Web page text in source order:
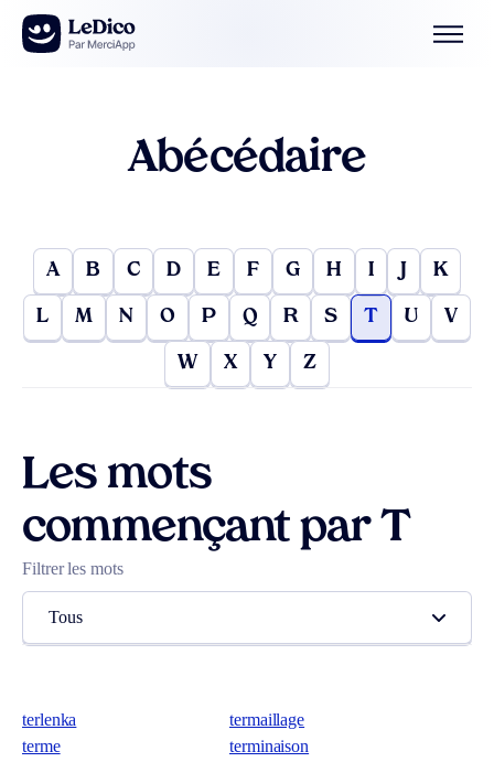
Aller au contenu
Abécédaire
A B C D E F G H I J K
L M N O P Q R S T U V
W X Y Z
Les mots
commençant par T
Filtrer les mots
Tous
terlenka
termaillage
terme
terminaison